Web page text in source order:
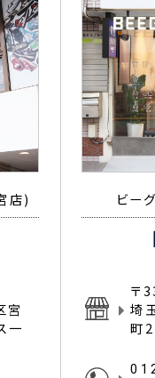
店)
宮
一
ビー
〒
埼
町